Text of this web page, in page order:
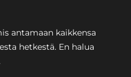
antamaan kaikkensa
hetkestä. En halua